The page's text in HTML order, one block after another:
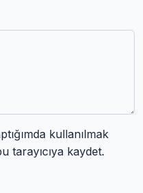
kullanılmak
tarayıcıya kaydet.